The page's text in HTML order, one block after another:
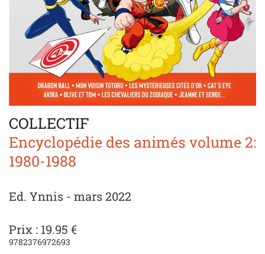
COLLECTIF
Encyclopédie des animés volume 2:
1980-1988
Ed. Ynnis - mars 2022
Prix : 19.95 €
9782376972693